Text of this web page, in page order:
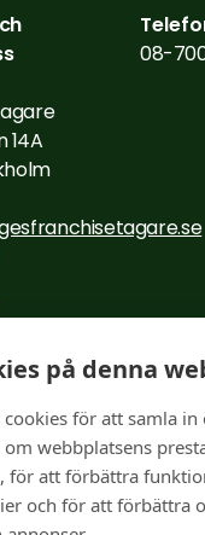
på denna
för att samla in
webbplatsens
för att förbättra
och för att förbättra
14A
08-